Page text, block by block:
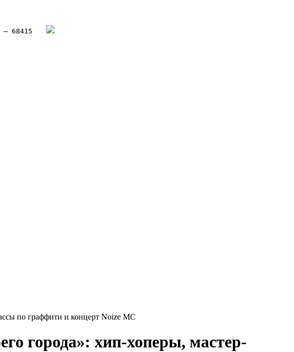
– 68415
по граффити и концерт Noize MC
города»: хип-хоперы, мастер-